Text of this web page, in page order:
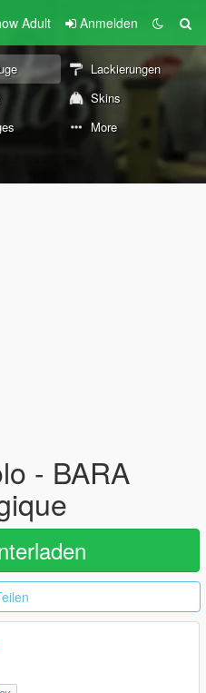
Adult Anmelden
Lackierungen
Skins
More
- BARA